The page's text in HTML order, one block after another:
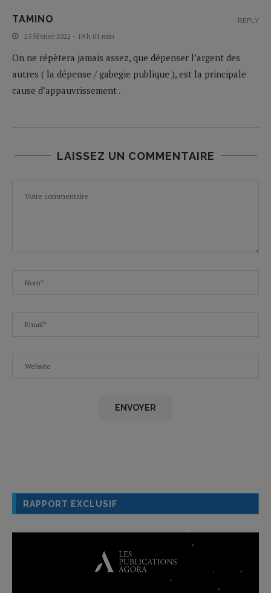
TAMINO
25 février 2022 - 19 h 01 min
On ne répètera jamais assez, que dépenser l’argent des
autres ( la dépense / gabegie publique ), est la principale
cause d’appauvrissement .
REPLY
LAISSEZ UN COMMENTAIRE
RAPPORT EXCLUSIF